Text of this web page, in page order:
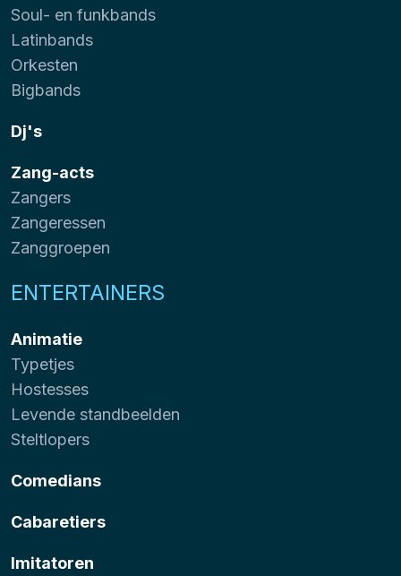
Soul- en funkbands
Latinbands
Orkesten
Bigbands
Dj's
Zang-acts
Zangers
Zangeressen
Zanggroepen
ENTERTAINERS
Animatie
Typetjes
Hostesses
Levende standbeelden
Steltlopers
Comedians
Cabaretiers
Imitatoren